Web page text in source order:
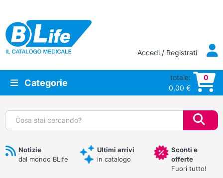
Vai al contenuto principale
Accedi / Registrati
Categorie
totale:
0,00 €
0
Cerca:
Notizie
dal mondo BLife
Ultimi arrivi
in catalogo
Sconti e
offerte
Fuori tutto!